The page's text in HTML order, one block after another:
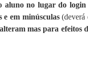
aluno no lugar do login
e em minúsculas(deverá
mas para efeitos